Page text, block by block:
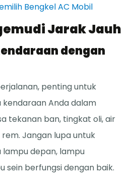
Bengkel AC Mobil
Jarak Jauh
dengan
penting untuk
Anda dalam
tekanan ban, tingkat oli, air
Jangan lupa untuk
depan, lampu
sein berfungsi dengan baik.